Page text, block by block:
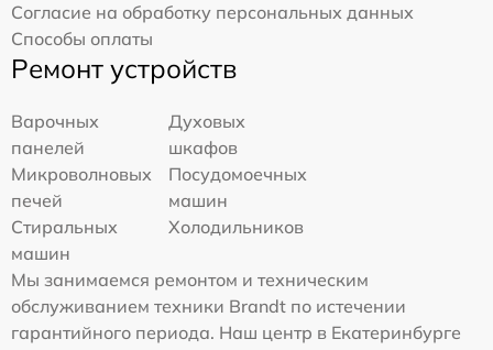
Согласие на обработку персональных данных
Способы оплаты
Ремонт устройств
Варочных
панелей
Духовых
шкафов
Микроволновых
печей
Посудомоечных
машин
Стиральных
машин
Холодильников
Мы занимаемся ремонтом и техническим
обслуживанием техники Brandt по истечении
гарантийного периода. Наш центр в Екатеринбурге